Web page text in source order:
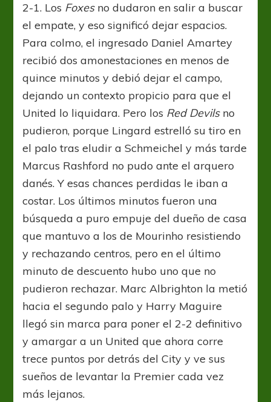
2-1. Los Foxes no dudaron en salir a buscar
el empate, y eso significó dejar espacios.
Para colmo, el ingresado Daniel Amartey
recibió dos amonestaciones en menos de
quince minutos y debió dejar el campo,
dejando un contexto propicio para que el
United lo liquidara. Pero los Red Devils no
pudieron, porque Lingard estrelló su tiro en
el palo tras eludir a Schmeichel y más tarde
Marcus Rashford no pudo ante el arquero
danés. Y esas chances perdidas le iban a
costar. Los últimos minutos fueron una
búsqueda a puro empuje del dueño de casa
que mantuvo a los de Mourinho resistiendo
y rechazando centros, pero en el último
minuto de descuento hubo uno que no
pudieron rechazar. Marc Albrighton la metió
hacia el segundo palo y Harry Maguire
llegó sin marca para poner el 2-2 definitivo
y amargar a un United que ahora corre
trece puntos por detrás del City y ve sus
sueños de levantar la Premier cada vez
más lejanos.